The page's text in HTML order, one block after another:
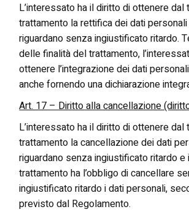
L’interessato ha il diritto di ottenere dal
trattamento la rettifica dei dati
riguardano senza ingiustificato ritardo.
delle finalità del trattamento,
ottenere l’integrazione dei dati
anche fornendo una dichiarazione
Art. 17 – Diritto alla cancellazione
L’interessato ha il diritto di ottenere dal
trattamento la cancellazione dei dati
riguardano senza ingiustificato ritardo
trattamento ha l’obbligo di cancellare
ingiustificato ritardo i dati personali,
previsto dal Regolamento.